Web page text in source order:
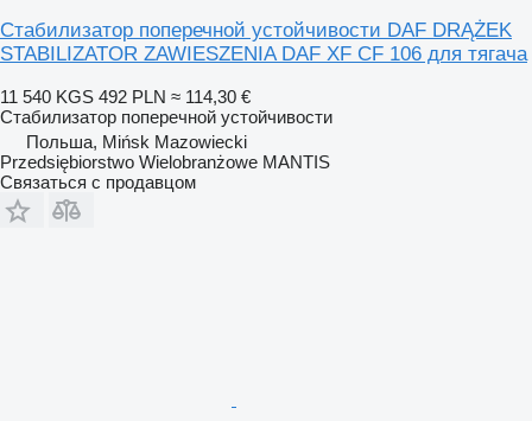
Стабилизатор поперечной устойчивости DAF DRĄŻEK
STABILIZATOR ZAWIESZENIA DAF XF CF 106 для тягача
11 540 KGS 492 PLN ≈ 114,30 €
Стабилизатор поперечной устойчивости
Польша, Mińsk Mazowiecki
Przedsiębiorstwo Wielobranżowe MANTIS
Связаться с продавцом